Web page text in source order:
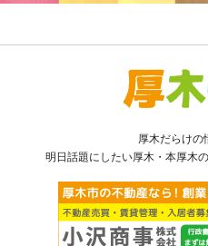
厚木だらけの
明日話題にしたい厚木・本厚木